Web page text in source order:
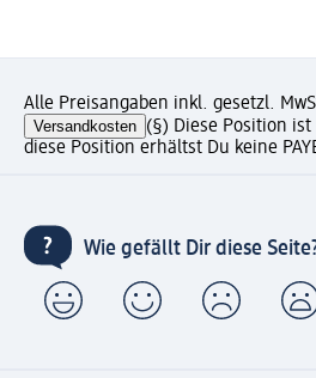
Alle Preisangaben inkl. gesetzl.
Versandkosten (§) Diese Position
diese Position erhältst Du keine
Wie gefällt Dir diese